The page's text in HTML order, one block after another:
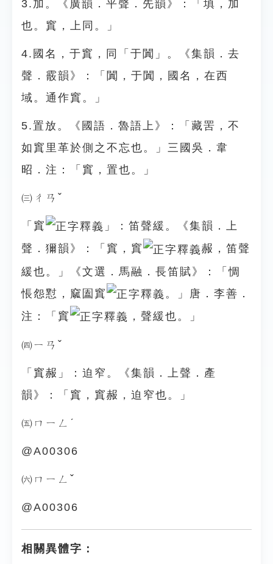
3.加。《廣韻．平聲．先韻》：「填，加
也。窴，上同。」
4.國名，于窴，同「于闐」。《集韻．去
聲．霰韻》：「闐，于闐，國名，在西
域。通作窴。」
5.置放。《國語．魯語上》：「藏罟，不
如窴里革於側之不忘也。」三國吳．韋
昭．注：「窴，置也。」
㈢ㄔㄢˇ
「窴
」：笛聲緩。《集韻．上
聲．獮韻》：「窴，窴
赧，笛聲
緩也。」《文選．馬融．長笛賦》：「惆
悵怨懟，窳圔窴
。」唐．李善．
注：「窴
，聲緩也。」
㈣ㄧㄢˇ
「窴赧」：迫窄。《集韻．上聲．產
韻》：「窴，窴赧，迫窄也。」
㈤ㄇㄧㄥˊ
@A00306
㈥ㄇㄧㄥˇ
@A00306
相關異體字：